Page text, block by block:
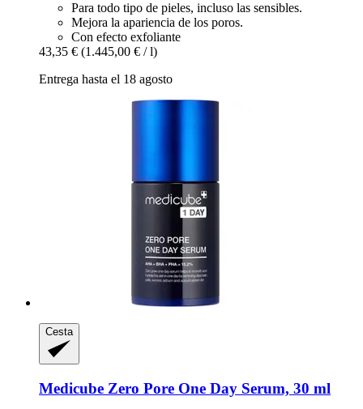
Para todo tipo de pieles, incluso las sensibles.
Mejora la apariencia de los poros.
Con efecto exfoliante
43,35 € (1.445,00 € / l)
Entrega hasta el 18 agosto
Cesta
Medicube Zero Pore One Day Serum, 30 ml